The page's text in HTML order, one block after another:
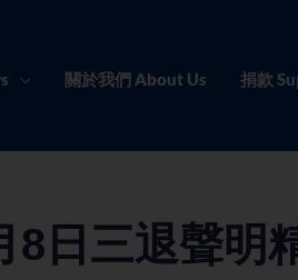
關於我們 About Us 捐款
8日三退聲明